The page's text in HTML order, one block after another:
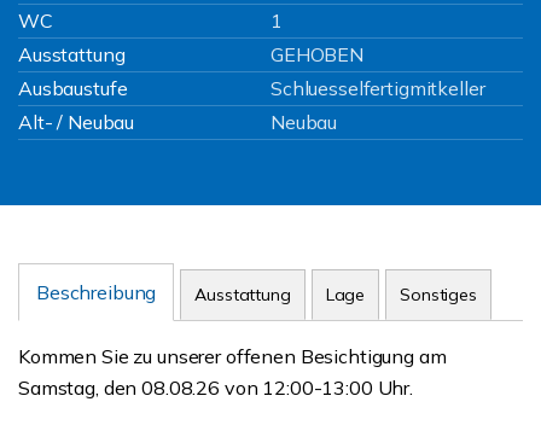
WC
1
Ausstattung
GEHOBEN
Ausbaustufe
Schluesselfertigmitkeller
Alt- / Neubau
Neubau
Beschreibung Ausstattung Lage Sonstiges
Kommen Sie zu unserer offenen Besichtigung am
Samstag, den 08.08.26 von 12:00-13:00 Uhr.